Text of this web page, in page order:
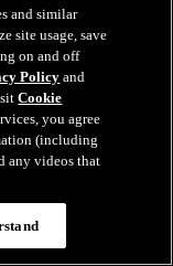
and similar
site usage, save
on and off
Policyand
Cookie
you agree
(including
any videos that